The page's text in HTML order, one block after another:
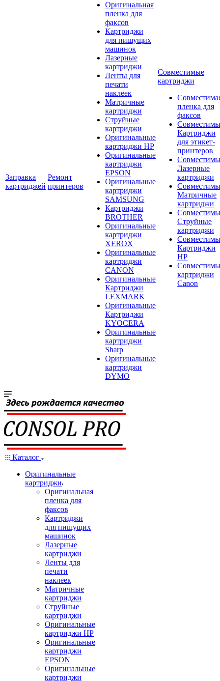
Заправка
картриджей
Ремонт
принтеров
Оригинальная
пленка для
факсов
Картриджи
для пишущих
машинок
Лазерные
картриджи
Ленты для
печати
наклеек
Матричные
картриджи
Струйные
картриджи
Оригинальные
картриджи HP
Оригинальные
картриджи
EPSON
Оригинальные
картриджи
SAMSUNG
Картриджи
BROTHER
Оригинальные
картриджи
XEROX
Оригинальные
картриджи
CANON
Оригинальные
Картриджи
LEXMARK
Оригинальные
Картриджи
KYOCERA
Оригинальные
картриджи
Sharp
Оригинальные
картриджи
DYMO
Совместимые
картриджи
пленка для
факсов
Картриджи
для этикет-
принтеров
Лазерные
картриджи
Матричные
картриджи
Струйные
картриджи
Картриджи
HP
картриджи
Canon
Каталог
Оригинальные
картриджи
Оригинальная
пленка для
факсов
Картриджи
для пишущих
машинок
Лазерные
картриджи
Ленты для
печати
наклеек
Матричные
картриджи
Струйные
картриджи
Оригинальные
картриджи HP
Оригинальные
картриджи
EPSON
Оригинальные
картриджи